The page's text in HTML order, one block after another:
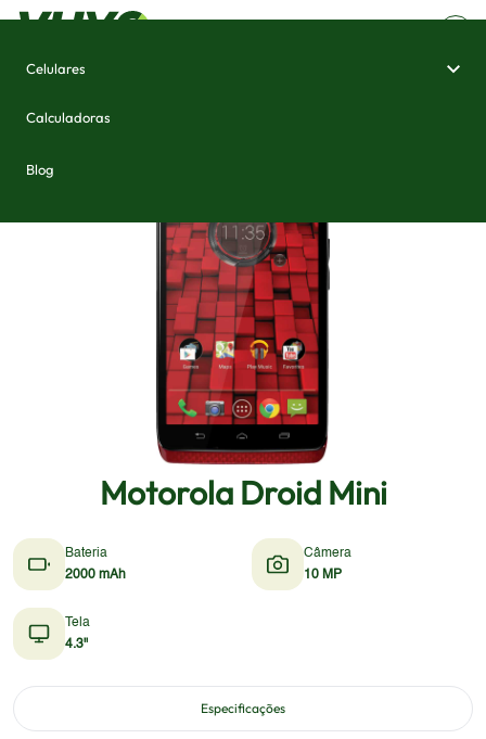
Celulares
Calculadoras
Blog
Motorola Droid Mini
Bateria
2000 mAh
Câmera
10 MP
Tela
4.3"
Especificações